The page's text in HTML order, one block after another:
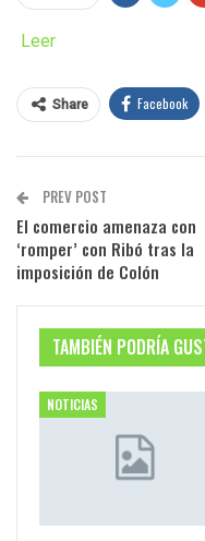
Leer
Share Facebook
PREV POST
El comercio amenaza con
‘romper’ con Ribó tras la
imposición de Colón
TAMBIÉN PODRÍA
NOTICIAS